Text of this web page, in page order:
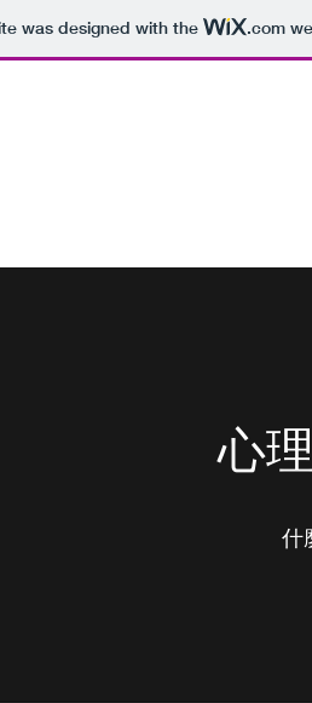
was designed with the .com
心
什